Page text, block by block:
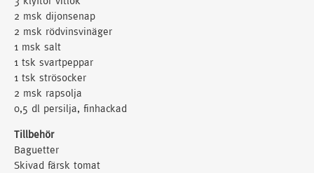
2 msk dijonsenap
2 msk rödvinsvinäger
1 msk salt
1 tsk svartpeppar
1 tsk strösocker
2 msk rapsolja
0,5 dl persilja, finhackad
Tillbehör
Baguetter
Skivad färsk tomat